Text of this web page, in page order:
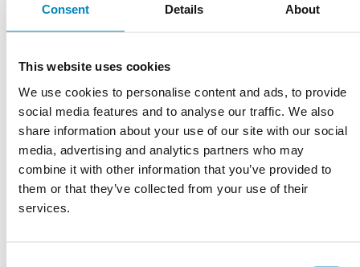
Consent Details About
This website uses cookies
We use cookies to personalise content and ads, to provide
social media features and to analyse our traffic. We also
share information about your use of our site with our social
media, advertising and analytics partners who may
combine it with other information that you’ve provided to
them or that they’ve collected from your use of their
services.
LÅN GRATIS VAREPRØVE - MOD DEPOSITUM
Varenummer: bsas_ceppo_di_grey_mat_marazzi_keramik
Har du brug for hjælp?
Kontoret er åbent alle ugens dage 9-22. Tlf. 9743 0500